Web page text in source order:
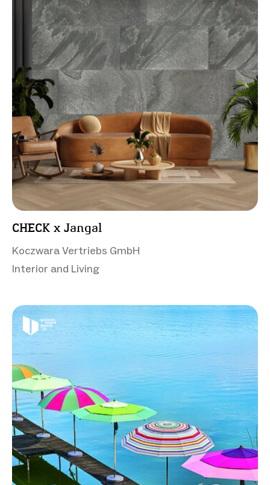
CHECK x Jangal
Koczwara Vertriebs GmbH
Interior and Living